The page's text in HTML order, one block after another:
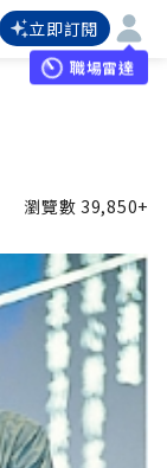
立即訂閱
職場雷達
瀏覽數 39,850+